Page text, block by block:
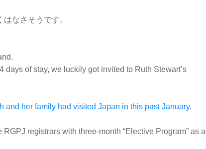
なさそうです。
days of stay, we luckily got invited to Ruth Stewart’s
and her family had visited Japan in this past January.
registrars with three-month “Elective Program” as a